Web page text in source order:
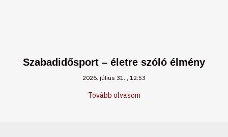
Szabadidősport – életre szóló élmény
2026. július 31. 12:53
Tovább olvasom